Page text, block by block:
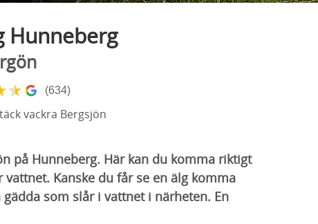
Hunneberg
★ (634)
vackra Bergsjön
på Hunneberg. Här kan du komma riktigt
Kanske du får se en älg komma
som slår i vattnet i närheten. En